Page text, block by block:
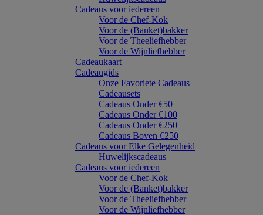
Cadeaus voor iedereen
Voor de Chef-Kok
Voor de (Banket)bakker
Voor de Theeliefhebber
Voor de Wijnliefhebber
Cadeaukaart
Cadeaugids
Onze Favoriete Cadeaus
Cadeausets
Cadeaus Onder €50
Cadeaus Onder €100
Cadeaus Onder €250
Cadeaus Boven €250
Cadeaus voor Elke Gelegenheid
Huwelijkscadeaus
Cadeaus voor iedereen
Voor de Chef-Kok
Voor de (Banket)bakker
Voor de Theeliefhebber
Voor de Wijnliefhebber